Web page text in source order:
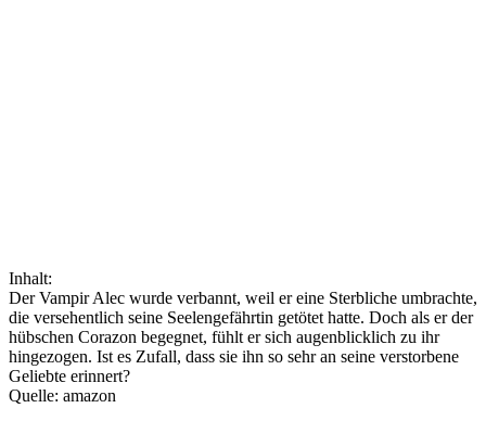
Inhalt:
Der Vampir Alec wurde verbannt, weil er eine Sterbliche umbrachte,
die versehentlich seine Seelengefährtin getötet hatte. Doch als er der
hübschen Corazon begegnet, fühlt er sich augenblicklich zu ihr
hingezogen. Ist es Zufall, dass sie ihn so sehr an seine verstorbene
Geliebte erinnert?
Quelle: amazon